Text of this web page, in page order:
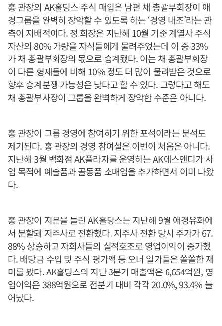
홍 관장의 AK홀딩스 주식 매입은 남편 채 총괄부회장이 애
경그룹을 완벽히 장악할 수 있도록 하는 ‘경영 내조’라는 관
측이 지배적이다. 정 회장은 지난해 10월 기준 계열사 주식
자산의 80% 가량을 자식들에게 물려주었는데 이 중 33%
가 채 총괄부회장의 몫으로 승계됐다. 이는 채 총괄부회장
이 다른 형제들에 비해 10% 정도 더 많이 물려받은 것으로
향후 승계분쟁 가능성은 낮다고 할 수 있다. 그렇다고 해도
채 총괄부사장이 그룹을 완벽하게 장악한 수준은 아니다.
홍 관장이 그룹 경영에 참여하기 위한 포석이라는 분석도
제기된다. 홍 관장의 경영 참여설은 이번이 처음은 아니다.
지난해 3월 백화점 AK플라자를 운영하는 AK에스앤디가 사
업 목적에 예술품과 골동품 소매업을 추가하면서 이미 나왔
다.
홍 관장이 지분을 늘린 AK홀딩스는 지난해 9월 애경유화에
서 분할돼 지주사로 전환했다. 지주사 전환 당시 주가가 67.
88% 상승하고 자회사들의 실적호조로 영업이익이 증가했
다. 배당금 수입 및 주식 평가액 등 오너 일가들은 쏠쏠한 재
미를 봤다. AK홀딩스의 지난 3분기 매출액은 6,654억원, 영
업이익은 388억원으로 전분기 대비 각각 20.0%, 93.4% 늘
어났다.